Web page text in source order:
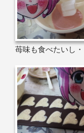
苺味も食べたいし